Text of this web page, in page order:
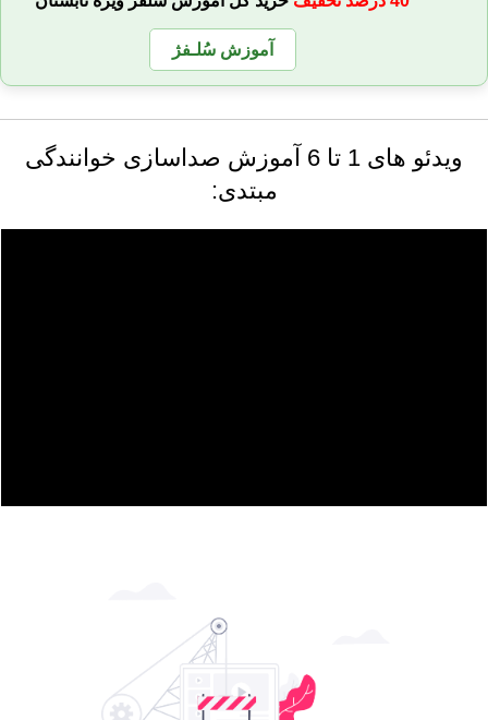
آموزش سُلـفژ
ویدئو های 1 تا 6 آموزش صداسازی خوانندگی
مبتدی: